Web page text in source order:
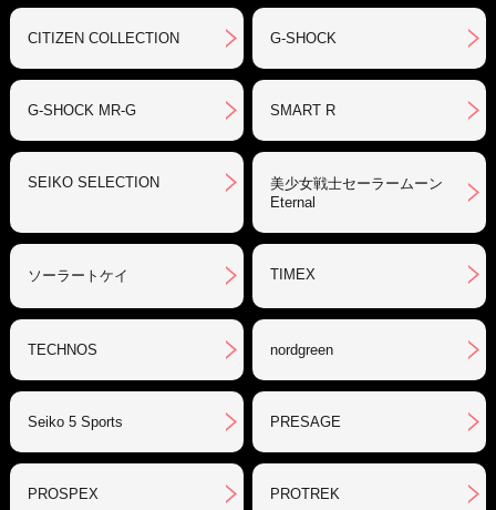
CITIZEN COLLECTION G-SHOCK
G-SHOCK MR-G SMART R
SEIKO SELECTION
美少女戦士セーラームーン
Eternal
ソーラートケイ TIMEX
TECHNOS nordgreen
Seiko 5 Sports PRESAGE
PROSPEX PROTREK